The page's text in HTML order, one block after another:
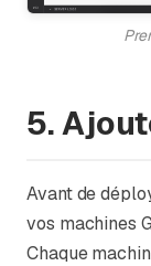
5.
Avant de
vos machines
Chaque